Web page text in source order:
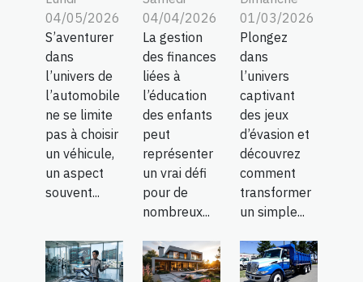
04/05/2026
S’aventurer
dans
l’univers de
l’automobile
ne se limite
pas à choisir
un véhicule,
un aspect
souvent...
04/04/2026
La gestion
des finances
liées à
l’éducation
des enfants
peut
représenter
un vrai défi
pour de
nombreux...
01/03/2026
Plongez
dans
l’univers
captivant
des jeux
d’évasion et
découvrez
comment
transformer
un simple...